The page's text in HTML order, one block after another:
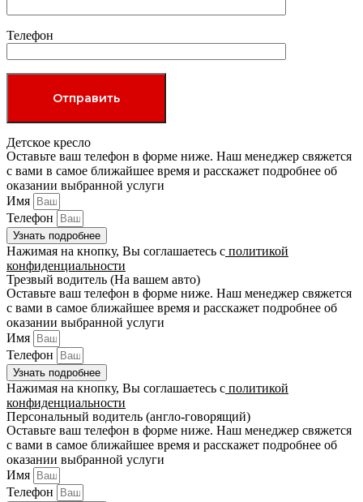
Телефон
Детское кресло
Оставьте ваш телефон в форме ниже. Наш менеджер свяжется
с вами в самое ближайшее время и расскажет подробнее об
оказании выбранной услуги
Имя
Телефон
Узнать подробнее
Нажимая на кнопку, Вы соглашаетесь с политикой
конфиденциальности
Трезвый водитель (На вашем авто)
Оставьте ваш телефон в форме ниже. Наш менеджер свяжется
с вами в самое ближайшее время и расскажет подробнее об
оказании выбранной услуги
Имя
Телефон
Узнать подробнее
Нажимая на кнопку, Вы соглашаетесь с политикой
конфиденциальности
Персональный водитель (англо-говорящий)
Оставьте ваш телефон в форме ниже. Наш менеджер свяжется
с вами в самое ближайшее время и расскажет подробнее об
оказании выбранной услуги
Имя
Телефон